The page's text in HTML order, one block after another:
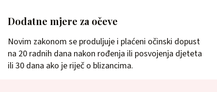
Dodatne mjere za očeve
Novim zakonom se produljuje i plaćeni očinski dopust
na 20 radnih dana nakon rođenja ili posvojenja djeteta
ili 30 dana ako je riječ o blizancima.